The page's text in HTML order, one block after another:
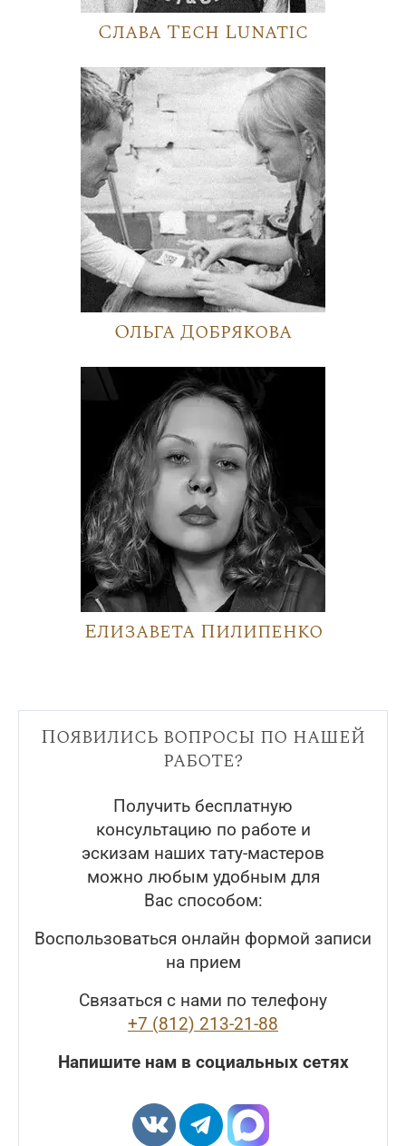
Слава Tech Lunatic
Ольга Добрякова
Елизавета Пилипенко
Появились вопросы по нашей
работе?
Получить бесплатную
консультацию по работе и
эскизам наших тату-мастеров
можно любым удобным для
Вас способом:
Воспользоваться онлайн формой записи
на прием
Связаться с нами по телефону
+7 (812) 213-21-88
Напишите нам в социальных сетях